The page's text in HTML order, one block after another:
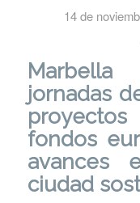
14 de
jornadas
fondos
avances
ciudad